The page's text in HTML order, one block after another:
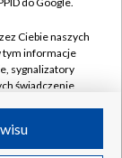
Ciebie naszych
tym informacje
sygnalizatory
świadczenie